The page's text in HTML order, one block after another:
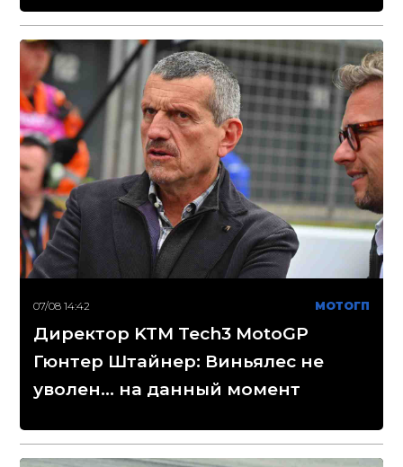
07/08 14:42 МОТОГП
Директор KTM Tech3 MotoGP
Гюнтер Штайнер: Виньялес не
уволен... на данный момент